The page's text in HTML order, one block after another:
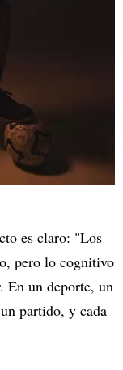
es claro: "Los
pero lo cognitivo
En un deporte, un
partido, y cada